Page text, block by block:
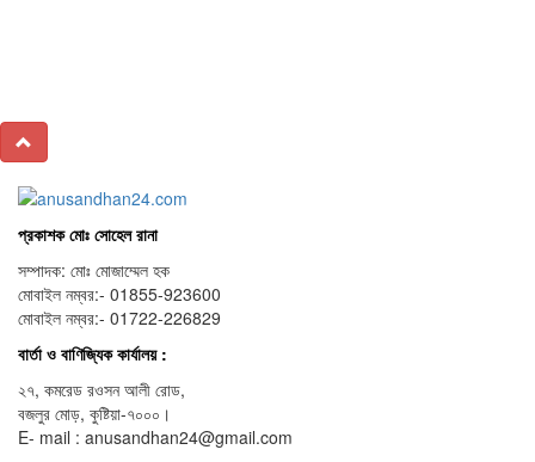
প্রকাশক মোঃ সোহেল রানা
সম্পাদক: মোঃ মোজাম্মেল হক
মোবাইল নম্বর:- 01855-923600
মোবাইল নম্বর:- 01722-226829
বার্তা ও বাণিজ্যিক কার্যালয় :
২৭, কমরেড রওসন আলী রোড,
বজলুর মোড়, কুষ্টিয়া-৭০০০।
E- mail : anusandhan24@gmail.com